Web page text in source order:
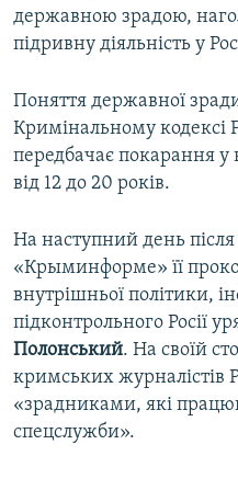
державною зрадою,
підривну діяльність у
Поняття державної
Кримінальному кодексі
передбачає покарання у
від 12 до 20 років.
На наступний день після
«Крыминформе» її
внутрішньої політики,
підконтрольного Росії
Полонський. На своїй
кримських журналістів
«зрадниками, які
спецслужби».